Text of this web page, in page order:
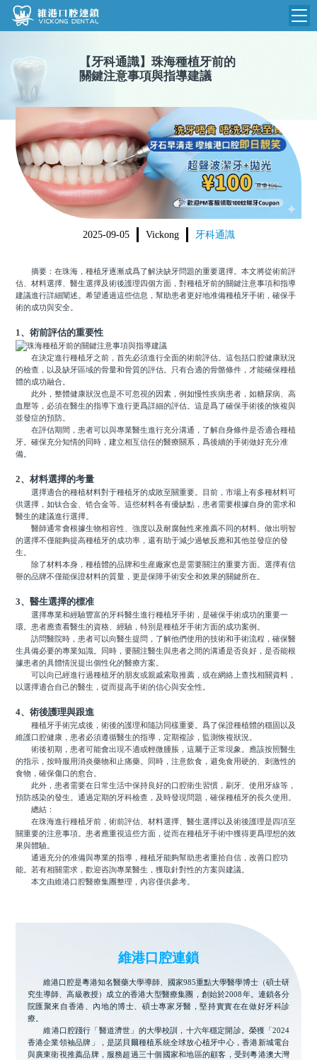
維港首頁
品牌介紹
環境設備
醫院新聞
收費標準
N
收費總表
植牙收費
根管收費
美學收費
箍牙收費
醫生團隊
門診時間
【 牙科通識】 珠海種植牙前的
關鍵注意事項與指導建議
2025-09-05 Vickong 牙科通識
摘要：在珠海，種植牙逐漸成爲了解決缺牙問題的重要選擇。本文將從術前評
估、材料選擇、醫生選擇及術後護理四個方面，對種植牙前的關鍵注意事項和指導
建議進行詳細闡述。希望通過這些信息，幫助患者更好地准備種植牙手術，確保手
術的成功與安全。
1、術前評估的重要性
在決定進行種植牙之前，首先必須進行全面的術前評估。這包括口腔健康狀況
的檢查，以及缺牙區域的骨量和骨質的評估。只有合適的骨骼條件，才能確保種植
體的成功融合。
此外，整體健康狀況也是不可忽視的因素，例如慢性疾病患者，如糖尿病、高
血壓等，必須在醫生的指導下進行更爲詳細的評估。這是爲了確保手術後的恢複與
並發症的預防。
在評估期間，患者可以與專業醫生進行充分溝通，了解自身條件是否適合種植
牙。確保充分知情的同時，建立相互信任的醫療關系，爲後續的手術做好充分准
備。
2、材料選擇的考量
選擇適合的種植材料對于種植牙的成敗至關重要。目前，市場上有多種材料可
供選擇，如钛合金、锆合金等。這些材料各有優缺點，患者需要根據自身的需求和
醫生的建議進行選擇。
醫師通常會根據生物相容性、強度以及耐腐蝕性來推薦不同的材料。做出明智
的選擇不僅能夠提高種植牙的成功率，還有助于減少過敏反應和其他並發症的發
生。
除了材料本身，種植體的品牌和生産廠家也是需要關注的重要方面。選擇有信
譽的品牌不僅能保證材料的質量，更是保障手術安全和效果的關鍵所在。
3、醫生選擇的標准
選擇專業和經驗豐富的牙科醫生進行種植牙手術，是確保手術成功的重要一
環。患者應查看醫生的資格、經驗，特別是種植牙手術方面的成功案例。
訪問醫院時，患者可以向醫生提問，了解他們使用的技術和手術流程，確保醫
生具備必要的專業知識。同時，要關注醫生與患者之間的溝通是否良好，是否能根
據患者的具體情況提出個性化的醫療方案。
可以向已經進行過種植牙的朋友或親戚索取推薦，或在網絡上查找相關資料，
以選擇適合自己的醫生，從而提高手術的信心與安全性。
4、術後護理與跟進
種植牙手術完成後，術後的護理和隨訪同樣重要。爲了保證種植體的穩固以及
維護口腔健康，患者必須遵循醫生的指導，定期複診，監測恢複狀況。
術後初期，患者可能會出現不適或輕微腫脹，這屬于正常現象。應該按照醫生
的指示，按時服用消炎藥物和止痛藥。同時，注意飲食，避免食用硬的、刺激性的
食物，確保傷口的愈合。
此外，患者需要在日常生活中保持良好的口腔衛生習慣，刷牙、使用牙線等，
預防感染的發生。通過定期的牙科檢查，及時發現問題，確保種植牙的長久使用。
總結：
在珠海進行種植牙前，術前評估、材料選擇、醫生選擇以及術後護理是四項至
關重要的注意事項。患者應重視這些方面，從而在種植牙手術中獲得更爲理想的效
果與體驗。
通過充分的准備與專業的指導，種植牙能夠幫助患者重拾自信，改善口腔功
能。若有相關需求，歡迎咨詢專業醫生，獲取針對性的方案與建議。
本文由維港口腔醫療集團整理，內容僅供參考。
維港口腔連鎖
維港口腔是粵港知名醫藥大學導師、國家985重點大學醫學博士（碩士研
究生導師、高級教授）成立的香港大型醫療集團，創始於2008年。連鎖各分
院匯聚來自香港、內地的博士、碩士專家牙醫，堅持實實在在做好牙科診
療。
維港口腔踐行「醫道濟世」的大學校訓，十六年穩定開診。榮獲「2024
香港企業領袖品牌」，是諾貝爾種植系統全球放心植牙中心，香港新城電台
與廣東衛視推薦品牌，服務超過三十個國家和地區的顧客，受到粵港澳大灣